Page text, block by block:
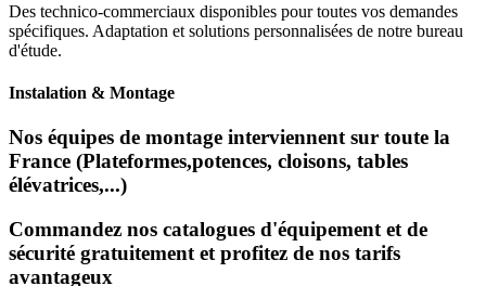
Des technico-commerciaux disponibles pour toutes vos demandes
spécifiques. Adaptation et solutions personnalisées de notre bureau
d'étude.
Instalation & Montage
Nos équipes de montage interviennent sur toute la
France (Plateformes,potences, cloisons, tables
élévatrices,...)
Commandez nos catalogues d'équipement et de
sécurité gratuitement et profitez de nos tarifs
avantageux